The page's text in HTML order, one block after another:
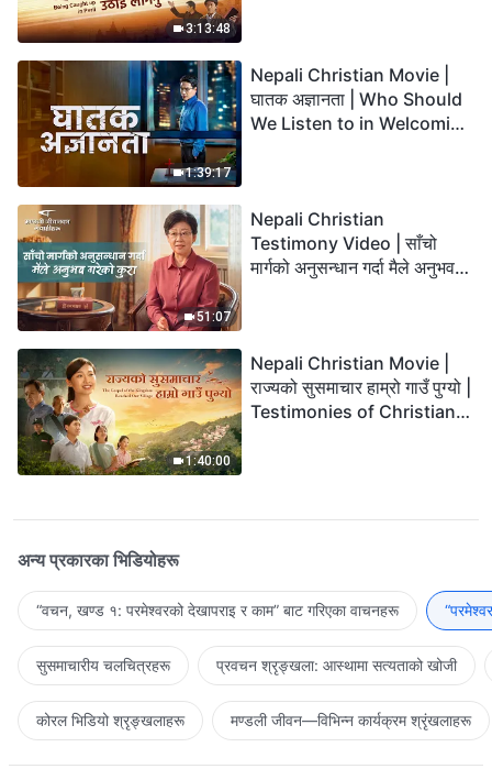
3:13:48
1:39:17
Nepali Christian Movie |
घातक अज्ञानता | Who Should
We Listen to in Welcoming
51:07
Nepali Christian
Testimony Video | साँचो
मार्गको अनुसन्धान गर्दा मैले अनुभव
1:40:00
Nepali Christian Movie |
राज्यको सुसमाचार हाम्रो गाउँ पुग्यो |
Testimonies of Christians
अन्य प्रकारका भिडियोहरू
“वचन, खण्ड १: परमेश्‍वरको देखापराइ र काम” बाट गरिएका वाचनहरू
सुसमाचारीय चलचित्रहरू प्रवचन श्रृङ्खला: आस्थामा सत्यताको खोजी
कोरल भिडियो श्रृङ्खलाहरू मण्डली जीवन—विभिन्‍न कार्यक्रम श्रृंखलाहरू